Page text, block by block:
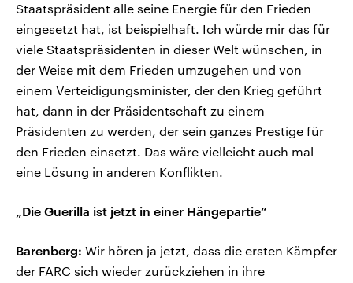
Staatspräsident alle seine Energie für den Frieden
eingesetzt hat, ist beispielhaft. Ich würde mir das für
viele Staatspräsidenten in dieser Welt wünschen, in
der Weise mit dem Frieden umzugehen und von
einem Verteidigungsminister, der den Krieg geführt
hat, dann in der Präsidentschaft zu einem
Präsidenten zu werden, der sein ganzes Prestige für
den Frieden einsetzt. Das wäre vielleicht auch mal
eine Lösung in anderen Konflikten.
„Die Guerilla ist jetzt in einer Hängepartie“
Barenberg: Wir hören ja jetzt, dass die ersten Kämpfer
der FARC sich wieder zurückziehen in ihre